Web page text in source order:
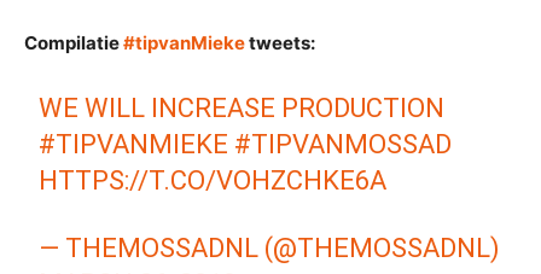
Compilatie#tipvanMieketweets:
WE WILL INCREASE PRODUCTION
#TIPVANMIEKE #TIPVANMOSSAD
HTTPS://T.CO/VOHZCHKE6A
— THEMOSSADNL (@THEMOSSADNL)